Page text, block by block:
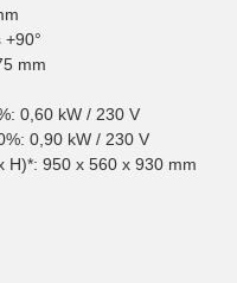
mm
0,60 kW / 230 V
0,90 kW / 230 V
H)*: 950 x 560 x 930 mm